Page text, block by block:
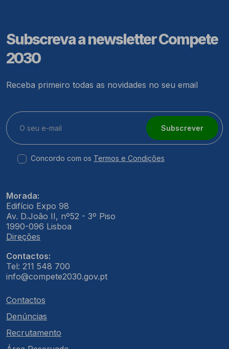
Subscreva a newsletter Compete
2030
Receba primeiro todas as novidades no seu email
Subscrever
Concordo com os Termos e Condições
Morada:
Edifício Expo 98
Av. D.João II, nº52 - 3º Piso
1990-096 Lisboa
Direções
Contactos:
Tel: 211 548 700
info@compete2030.gov.pt
Contactos
Denúncias
Recrutamento